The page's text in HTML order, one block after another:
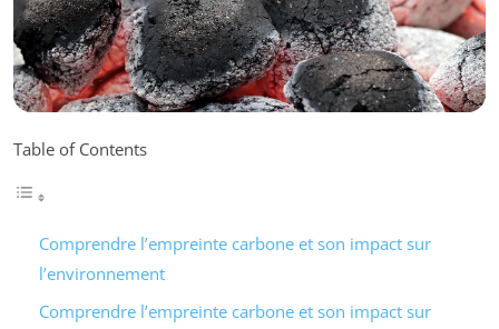
Table of Contents
Comprendre l’empreinte carbone et son impact sur
l’environnement
Comprendre l’empreinte carbone et son impact sur